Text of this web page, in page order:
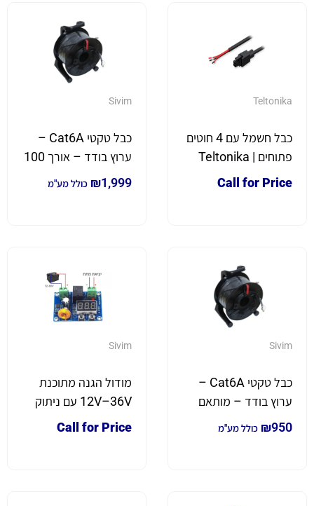
Teltonika
כבל חשמל עם 4 חוטים
פתוחים | Teltonika
PR2PL15B
Call for Price
Sivim
כבל טקטי Cat6A –
ערוץ בודד – אורך 100
מטר על תוף
₪1,999 כולל מע"מ
Sivim
כבל טקטי Cat6A –
ערוץ בודד – מותאם
לפרויקטים בשטח
₪950 כולל מע"מ
Sivim
מודול הגנה מתוכנת
12V–36V עם ניתוק
אוטומטי ותצוגת LED
Call for Price